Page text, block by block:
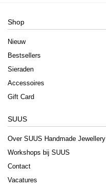
Shop
Nieuw
Bestsellers
Sieraden
Accessoires
Gift Card
SUUS
Over SUUS Handmade Jewellery
Workshops bij SUUS
Contact
Vacatures